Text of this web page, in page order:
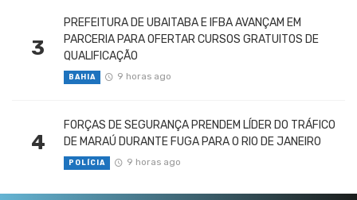
3
PREFEITURA DE UBAITABA E IFBA AVANÇAM EM
PARCERIA PARA OFERTAR CURSOS GRATUITOS DE
QUALIFICAÇÃO
BAHIA 9 horas ago
4
FORÇAS DE SEGURANÇA PRENDEM LÍDER DO TRÁFICO
DE MARAÚ DURANTE FUGA PARA O RIO DE JANEIRO
POLÍCIA 9 horas ago